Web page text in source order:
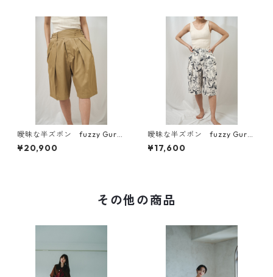
曖昧な半ズボン fuzzy Gurk
ha short pants オリジナル
生地
¥20,900
曖昧な半ズボン fuzzy Gurk
ha short pants コットンプ
リント生地
¥17,600
その他の商品